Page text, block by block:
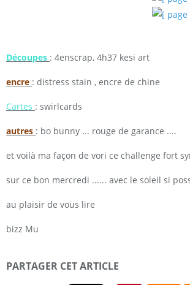
Découpes : 4enscrap, 4h37 kesi art
encre : distress stain , encre de chine
Cartes : swirlcards
autres : bo bunny ... rouge de garance ....
et voilà ma façon de vori ce challenge fort
sur ce bon mercredi ...... avec le soleil si
au plaisir de vous lire
bizz Mu
PARTAGER CET ARTICLE